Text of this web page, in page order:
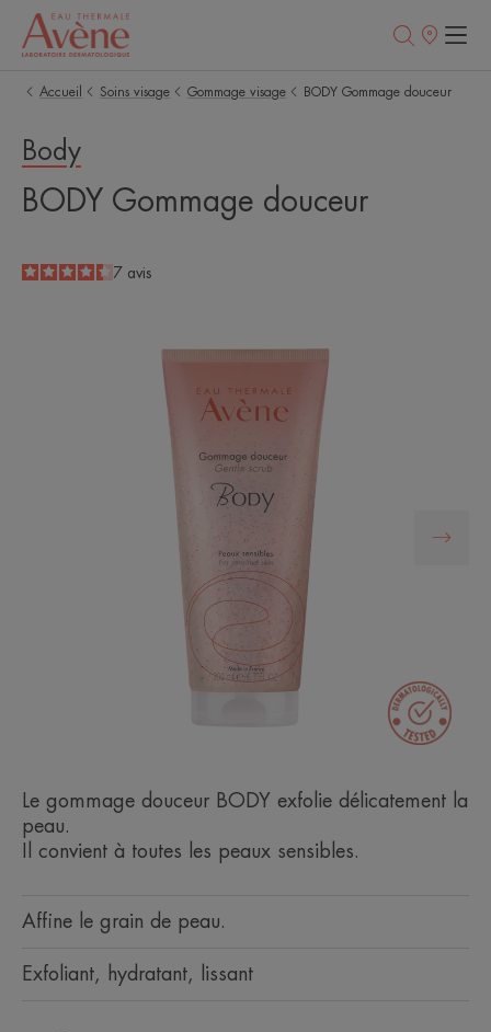
Points
Accueil
Soins visage Gommage visage BODY Gommage douceur
Body
BODY Gommage douceur
4.4
/
5
7 avis
Le gommage douceur BODY exfolie délicatement la
peau.
Il convient à toutes les peaux sensibles.
Affine le grain de peau.
Exfoliant, hydratant, lissant